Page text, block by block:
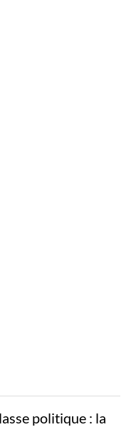
politique : la